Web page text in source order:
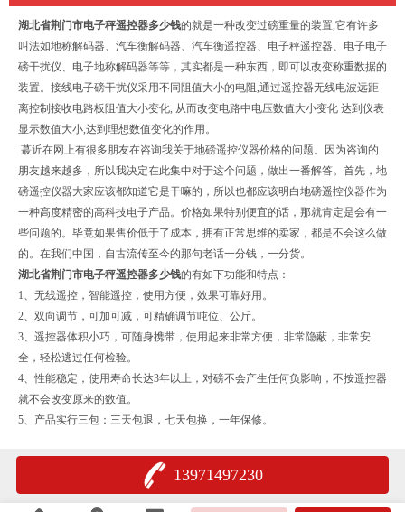
湖北省荆门市电子秤遥控器多少钱的就是一种改变过磅重量的装置,它有许多
叫法如地称解码器、汽车衡解码器、汽车衡遥控器、电子秤遥控器、电子电子
磅干扰仪、电子地称解码器等等，其实都是一种东西，即可以改变称重数据的
装置。接线电子磅干扰仪采用不同阻值大小的电阻,通过遥控器无线电波远距
离控制接收电路板阻值大小变化, 从而改变电路中电压数值大小变化 达到仪表
显示数值大小,达到理想数值变化的作用。
蕞近在网上有很多朋友在咨询我关于地磅遥控仪器价格的问题。因为咨询的
朋友越来越多，所以我决定在此集中对于这个问题，做出一番解答。首先，地
磅遥控仪器大家应该都知道它是干嘛的，所以也都应该明白地磅遥控仪器作为
一种高度精密的高科技电子产品。价格如果特别便宜的话，那就肯定是会有一
些问题的。毕竟如果售价低于了成本，拥有正常思维的卖家，都是不会这么做
的。在我们中国，自古流传至今的那句老话一分钱，一分货。
湖北省荆门市电子秤遥控器多少钱的有如下功能和特点：
1、无线遥控，智能遥控，使用方便，效果可靠好用。
2、双向调节，可加可减，可精确调节吨位、公斤。
3、遥控器体积小巧，可随身携带，使用起来非常方便，非常隐蔽，非常安
全，轻松逃过任何检验。
4、性能稳定，使用寿命长达3年以上，对磅不会产生任何负影响，不按遥控器
就不会改变原来的数值。
5、产品实行三包：三天包退，七天包换，一年保修。
13971497230